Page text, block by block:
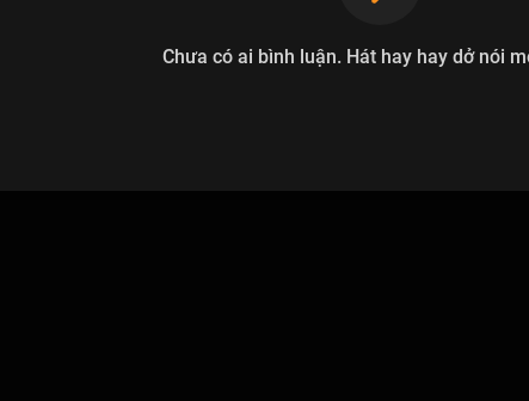
Chưa có ai bình luận. Hát hay hay dở nói